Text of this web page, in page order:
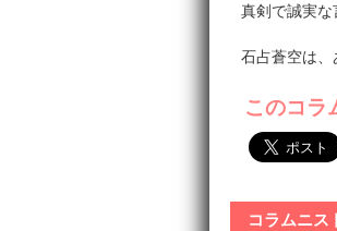
真剣で誠実な
石占蒼空は、
このコラ
コラムニス